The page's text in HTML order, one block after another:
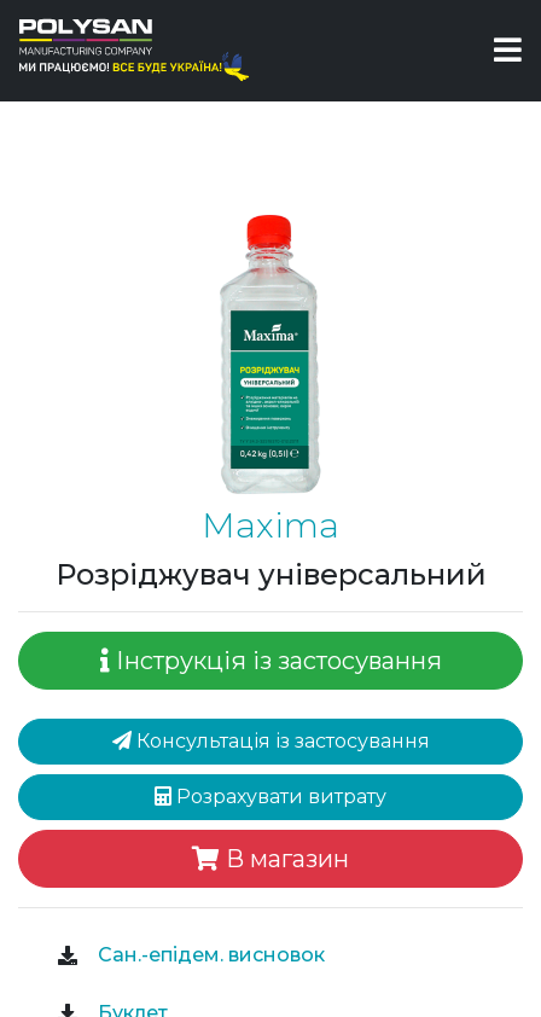
Розчинники
Розріджувач універсальний Maxima
Maxima
Розріджувач універсальний
Інструкція із застосування
Консультація із застосування
Розрахувати витрату
В магазин
Сан.-епідем. висновок